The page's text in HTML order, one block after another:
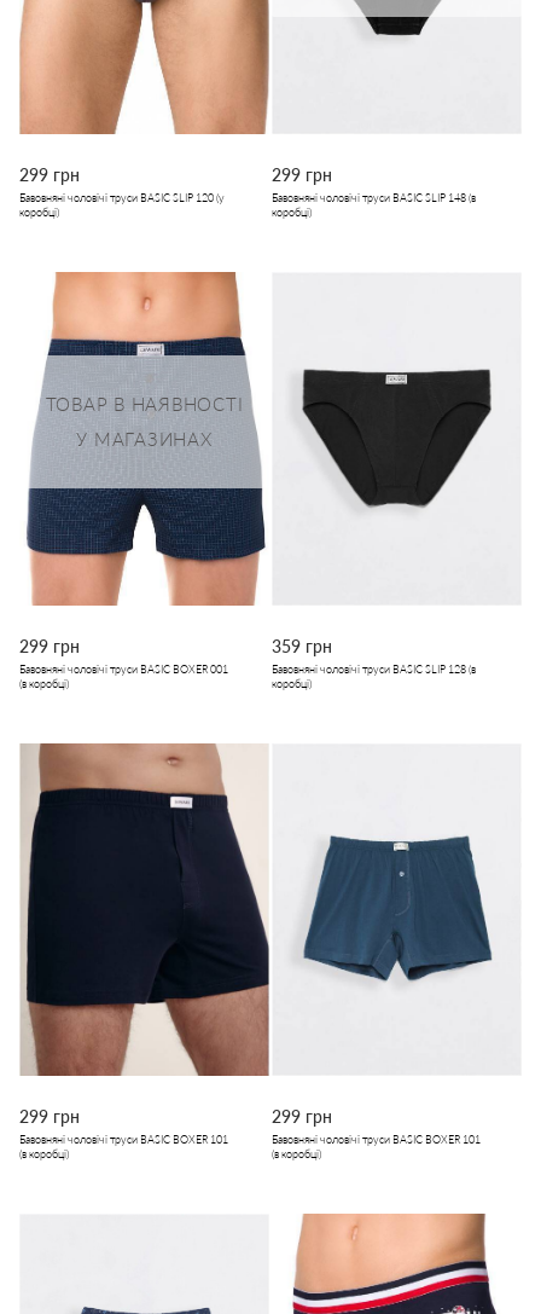
299 грн
Бавовняні чоловічі труси BASIC SLIP 120 (у
коробці)
299 грн
Бавовняні чоловічі труси BASIC SLIP 148 (в
коробці)
ТОВАР В НАЯВНОСТІ
У МАГАЗИНАХ
299 грн
Бавовняні чоловічі труси BASIC BOXER 001
(в коробці)
359 грн
Бавовняні чоловічі труси BASIC SLIP 128 (в
коробці)
299 грн
Бавовняні чоловічі труси BASIC BOXER 101
(в коробці)
299 грн
Бавовняні чоловічі труси BASIC BOXER 101
(в коробці)